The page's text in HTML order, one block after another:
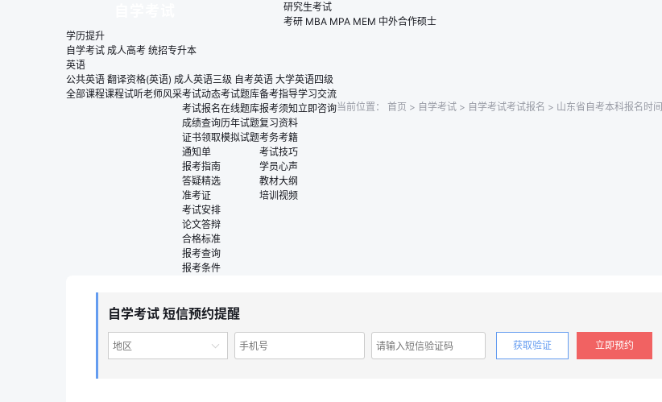
研究生考试
考研 MBA MPA MEM 中外合作硕士
学历提升
自学考试 成人高考 统招专升本
英语
公共英语 翻译资格(英语) 成人英语三级 自考英语 大学英语四级
全部课程课程试听老师风采考试动态
考试报名
成绩查询
证书领取
通知单
报考指南
答疑精选
准考证
考试安排
论文答辩
合格标准
报考查询
报考条件
考试题库
在线题库
历年试题
模拟试题
备考指导
报考须知
复习资料
考务考籍
考试技巧
学员心声
教材大纲
培训视频
学习交流
立即咨询当前位置： 首页 > 自学考试 > 自学考试考试报名 > 山东省自考本科报名时间
自学考试 短信预约提醒
地区 获取验证 立即预约